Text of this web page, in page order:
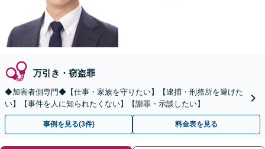
万引き・窃盗罪
◆加害者側専門◆【仕事・家族を守りたい】【逮捕・刑務所を避けた
い】【事件を人に知られたくない】【謝罪・示談したい】
事例を見る(3件) 料金表を見る